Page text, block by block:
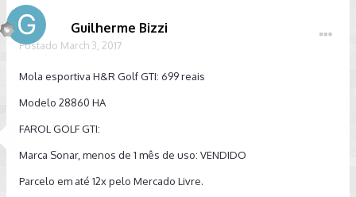
Guilherme Bizzi
Postado March 3, 2017
Mola esportiva H&R Golf GTI: 699 reais
Modelo 28860 HA
FAROL GOLF GTI:
Marca Sonar, menos de 1 mês de uso: VENDIDO
Parcelo em até 12x pelo Mercado Livre.